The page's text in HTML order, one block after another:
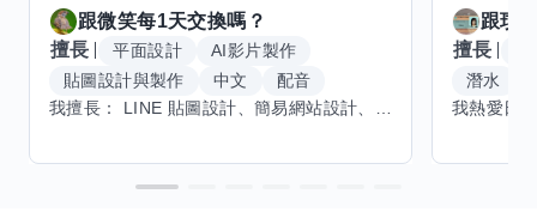
跟微笑每1天交換嗎？
擅長
平面設計
AI影片製作
貼圖設計與製作
中文
配音
跟玟
擅長
潛水